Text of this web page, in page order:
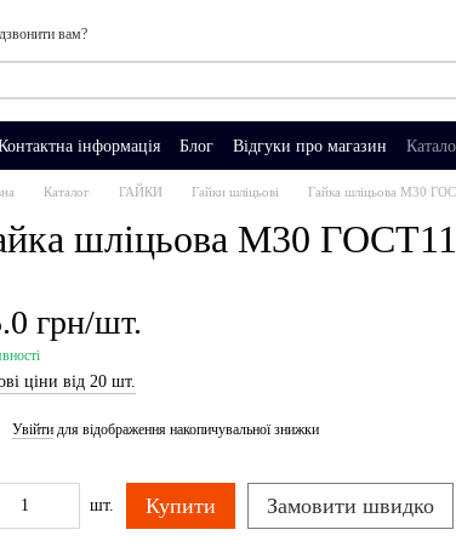
вам?
інформація Блог Відгуки про магазин
Каталог ГАЙКИ Гайки шліцьові Гайка шліцьова М30
шліцьова М30
грн/шт.
ціни від 20 шт.
Увійти для відображення накопичувальної знижки
шт. Купити Замовити швидко